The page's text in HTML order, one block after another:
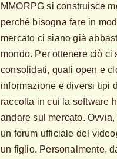
MMORPG si construisce
perché bisogna fare in
mercato ci siano già
mondo. Per ottenere ciò ci
consolidati, quali open e
informazione e diversi tipi
raccolta in cui la software
andare sul mercato.
un forum ufficiale del
un figlio. Personalmente,